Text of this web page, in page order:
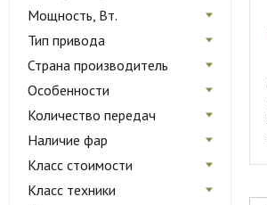
Мощность, Вт.
Тип привода
Страна производитель
Особенности
Количество передач
Наличие фар
Класс стоимости
Класс техники